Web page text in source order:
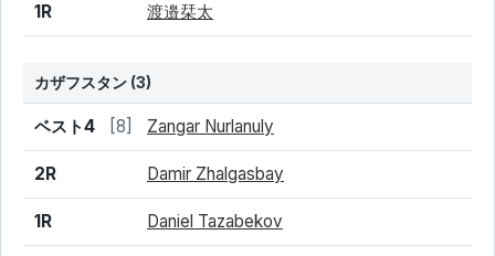
1R 渡邉栞太
カザフスタン (3)
結果 シード 選手名
ベスト4 [8] Zangar Nurlanuly
2R Damir Zhalgasbay
1R Daniel Tazabekov